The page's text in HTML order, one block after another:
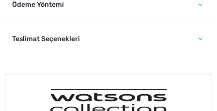
Ödeme Yöntemi
Teslimat Seçenekleri